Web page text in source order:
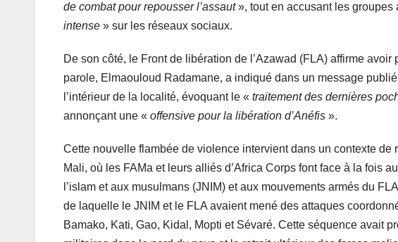
de combat pour repousser l’assaut», tout en accusant les groupes
intense » sur les réseaux sociaux.
De son côté, le Front de libération de l’Azawad (FLA) affirme
parole, Elmaouloud Radamane, a indiqué dans un message
l’intérieur de la localité, évoquant le « traitement des dernières
annonçant une « offensive pour la libération d’Anéfis ».
Cette nouvelle flambée de violence intervient dans un contexte
Mali, où les FAMa et leurs alliés d’Africa Corps font face à la fois
l’islam et aux musulmans (JNIM) et aux mouvements armés du
de laquelle le JNIM et le FLA avaient mené des attaques
Bamako, Kati, Gao, Kidal, Mopti et Sévaré. Cette séquence avait